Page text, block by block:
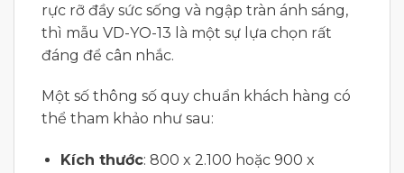
rực rỡ đầy sức sống và ngập tràn ánh sáng,
thì mẫu VD-YO-13 là một sự lựa chọn rất
đáng để cân nhắc.
Một số thông số quy chuẩn khách hàng có
thể tham khảo như sau:
Kích thước: 800 x 2.100 hoặc 900 x